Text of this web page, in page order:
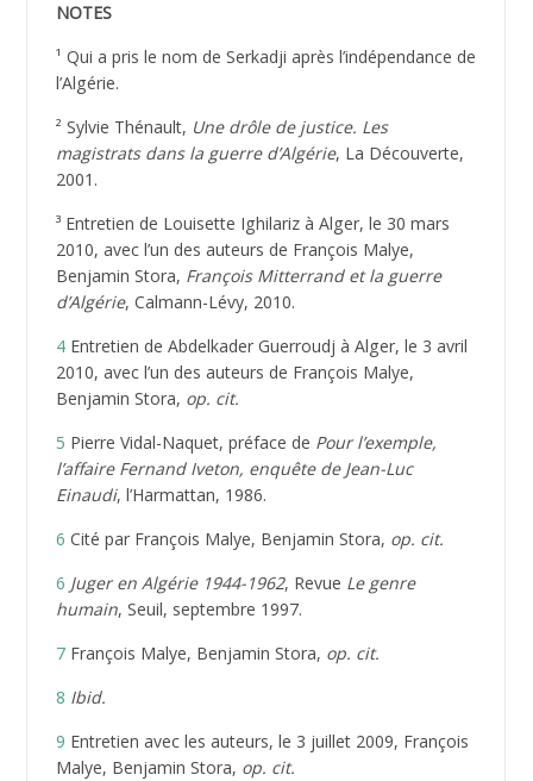
NOTES
¹ Qui a pris le nom de Serkadji après l’indépendance de
l’Algérie.
² Sylvie Thénault, Une drôle de justice. Les
magistrats dans la guerre d’Algérie, La Découverte,
2001.
³ Entretien de Louisette Ighilariz à Alger, le 30 mars
2010, avec l’un des auteurs de François Malye,
Benjamin Stora, François Mitterrand et la guerre
d’Algérie, Calmann-Lévy, 2010.
4Entretien de Abdelkader Guerroudj à Alger, le 3 avril
2010, avec l’un des auteurs de François Malye,
Benjamin Stora, op. cit.
5 Pierre Vidal-Naquet, préface de Pour l’exemple,
l’affaire Fernand Iveton, enquête de Jean-Luc
Einaudi, l’Harmattan, 1986.
6 Cité par François Malye, Benjamin Stora, op. cit.
6 Juger en Algérie 1944-1962, Revue Le genre
humain, Seuil, septembre 1997.
7François Malye, Benjamin Stora, op. cit.
8 Ibid.
9 Entretien avec les auteurs, le 3 juillet 2009, François
Malye, Benjamin Stora, op. cit.